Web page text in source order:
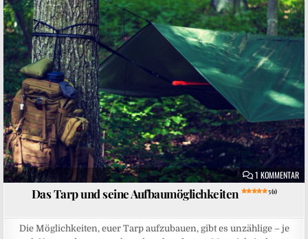
1 KOMMENTARZU
Das Tarp und seine Aufbaumöglichkeiten 5 (1)
Die Möglichkeiten, euer Tarp aufzubauen, gibt es unzählige – je